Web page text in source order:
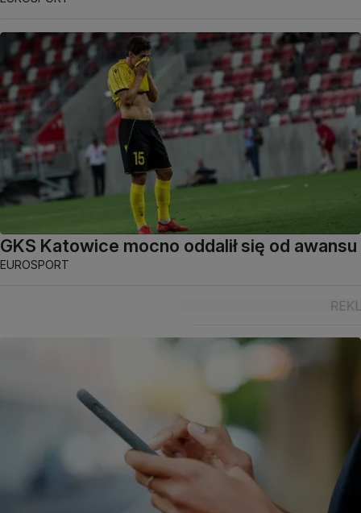
GKS Katowice mocno oddalił się od awansu
EUROSPORT